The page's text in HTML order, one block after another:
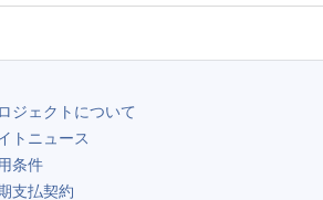
ジェクトについて
トニュース
条件
支払契約